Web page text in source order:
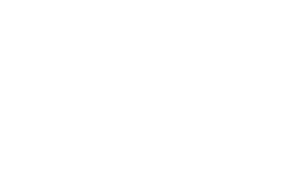
voyage-du-fakir-qui-etait-reste-